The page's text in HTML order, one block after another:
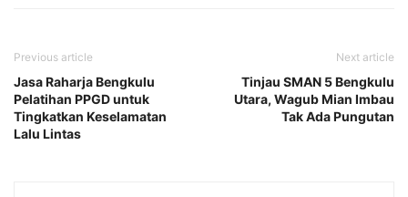
Previous article
Jasa Raharja Bengkulu
Pelatihan PPGD untuk
Tingkatkan Keselamatan
Lalu Lintas
Next article
Tinjau SMAN 5 Bengkulu
Utara, Wagub Mian Imbau
Tak Ada Pungutan